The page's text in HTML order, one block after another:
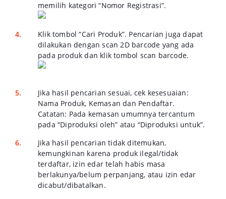
memilih kategori “Nomor Registrasi”.
Klik tombol “Cari Produk”. Pencarian juga dapat
dilakukan dengan scan 2D barcode yang ada
pada produk dan klik tombol scan barcode.
Jika hasil pencarian sesuai, cek kesesuaian:
Nama Produk, Kemasan dan Pendaftar.
Catatan: Pada kemasan umumnya tercantum
pada “Diproduksi oleh” atau “Diproduksi untuk”.
Jika hasil pencarian tidak ditemukan,
kemungkinan karena produk ilegal/tidak
terdaftar, izin edar telah habis masa
berlakunya/belum perpanjang, atau izin edar
dicabut/dibatalkan.